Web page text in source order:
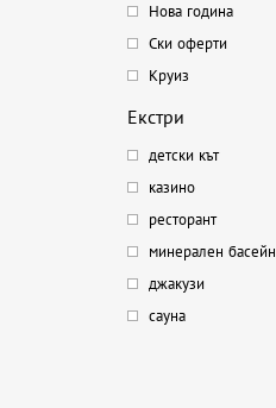
Нова година
Ски оферти
Круиз
Екстри
детски кът
казино
ресторант
минерален басейн
джакузи
сауна